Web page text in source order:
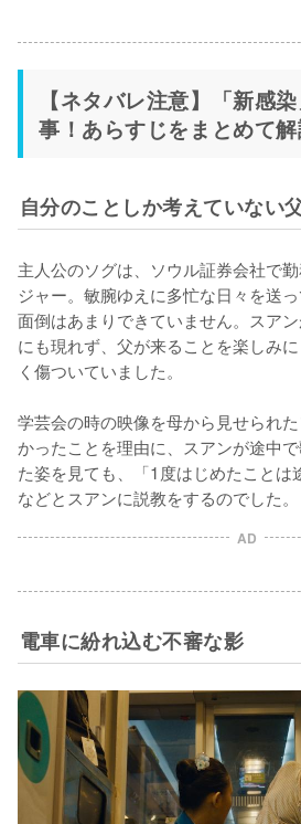
【ネタバレ注意】「新感
事！あらすじをまとめて
自分のことしか考えていない
主人公のソグは、ソウル証券会社で
ジャー。敏腕ゆえに多忙な日々を送
面倒はあまりできていません。スア
にも現れず、父が来ることを楽しみ
く傷ついていました。
学芸会の時の映像を母から見せられ
かったことを理由に、スアンが途中
た姿を見ても、「1度はじめたことは
などとスアンに説教をするのでした。
AD
電車に紛れ込む不審な影